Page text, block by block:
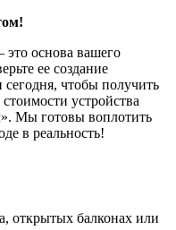
это основа вашего
ее создание
чтобы получить
устройства
Мы готовы воплотить
в реальность!
открытых балконах или